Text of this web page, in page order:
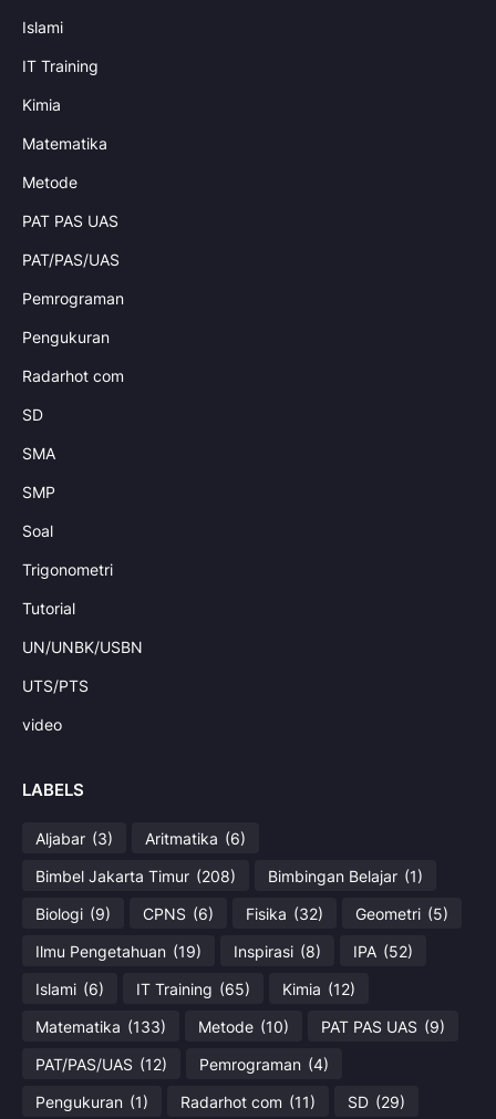
Islami
IT Training
Kimia
Matematika
Metode
PAT PAS UAS
PAT/PAS/UAS
Pemrograman
Pengukuran
Radarhot com
SD
SMA
SMP
Soal
Trigonometri
Tutorial
UN/UNBK/USBN
UTS/PTS
video
LABELS
Aljabar (3) Aritmatika (6)
Bimbel Jakarta Timur (208) Bimbingan Belajar (1)
Biologi (9) CPNS (6) Fisika (32) Geometri (5)
Ilmu Pengetahuan (19) Inspirasi (8) IPA (52)
Islami (6) IT Training (65) Kimia (12)
Matematika (133) Metode (10) PAT PAS UAS (9)
PAT/PAS/UAS (12) Pemrograman (4)
Pengukuran (1) Radarhot com (11) SD (29)